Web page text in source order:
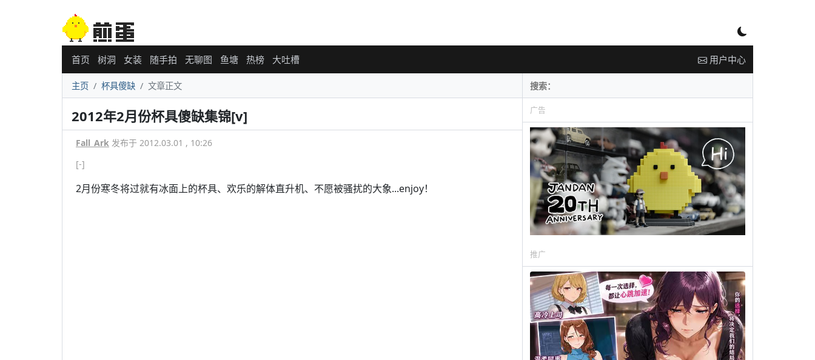
首页 树洞 女装 随手拍 无聊图 鱼塘 热榜 大吐槽 用户中心
主页 杯具傻缺 文章正文
2012年2月份杯具傻缺集锦[v]
Fall_Ark 发布于 2012.03.01 , 10:26
[-]
2月份寒冬将过就有冰面上的杯具、欢乐的解体直升机、不愿被骚扰的大象...enjoy！
广告
推广